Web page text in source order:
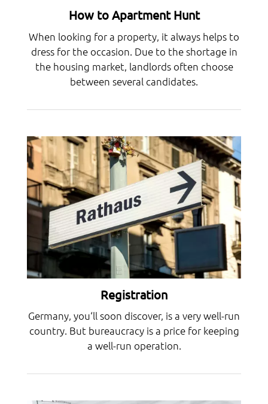
How to Apartment Hunt
When looking for a property, it always helps to
dress for the occasion. Due to the shortage in
the housing market, landlords often choose
between several candidates.
Registration
Germany, you‘ll soon discover, is a very well-run
country. But bureaucracy is a price for keeping
a well-run operation.